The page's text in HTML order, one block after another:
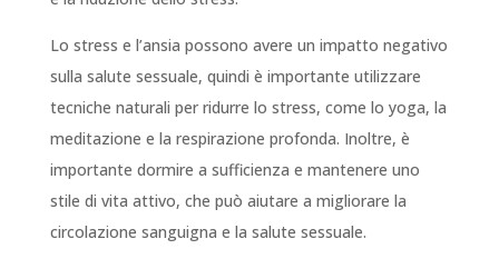
Lo stress e l’ansia possono avere un impatto negativo
sulla salute sessuale, quindi è importante utilizzare
tecniche naturali per ridurre lo stress, come lo yoga, la
meditazione e la respirazione profonda. Inoltre, è
importante dormire a sufficienza e mantenere uno
stile di vita attivo, che può aiutare a migliorare la
circolazione sanguigna e la salute sessuale.